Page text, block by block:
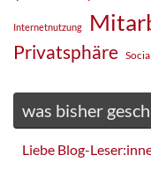
Internetnutzung
Privatsphäre
was bisher
Liebe Blog-